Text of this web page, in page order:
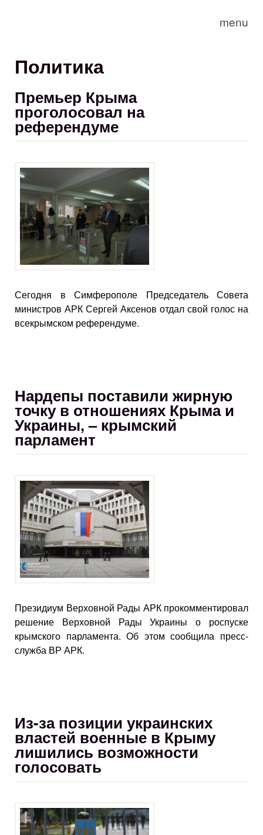
menu
Политика
Премьер Крыма
проголосовал на
референдуме
Сегодня в Симферополе Председатель Совета
министров АРК Сергей Аксенов отдал свой голос на
всекрымском референдуме.
Нардепы поставили жирную
точку в отношениях Крыма и
Украины, – крымский
парламент
Президиум Верховной Рады АРК прокомментировал
решение Верховной Рады Украины о роспуске
крымского парламента. Об этом сообщила пресс-
служба ВР АРК.
Из-за позиции украинских
властей военные в Крыму
лишились возможности
голосовать